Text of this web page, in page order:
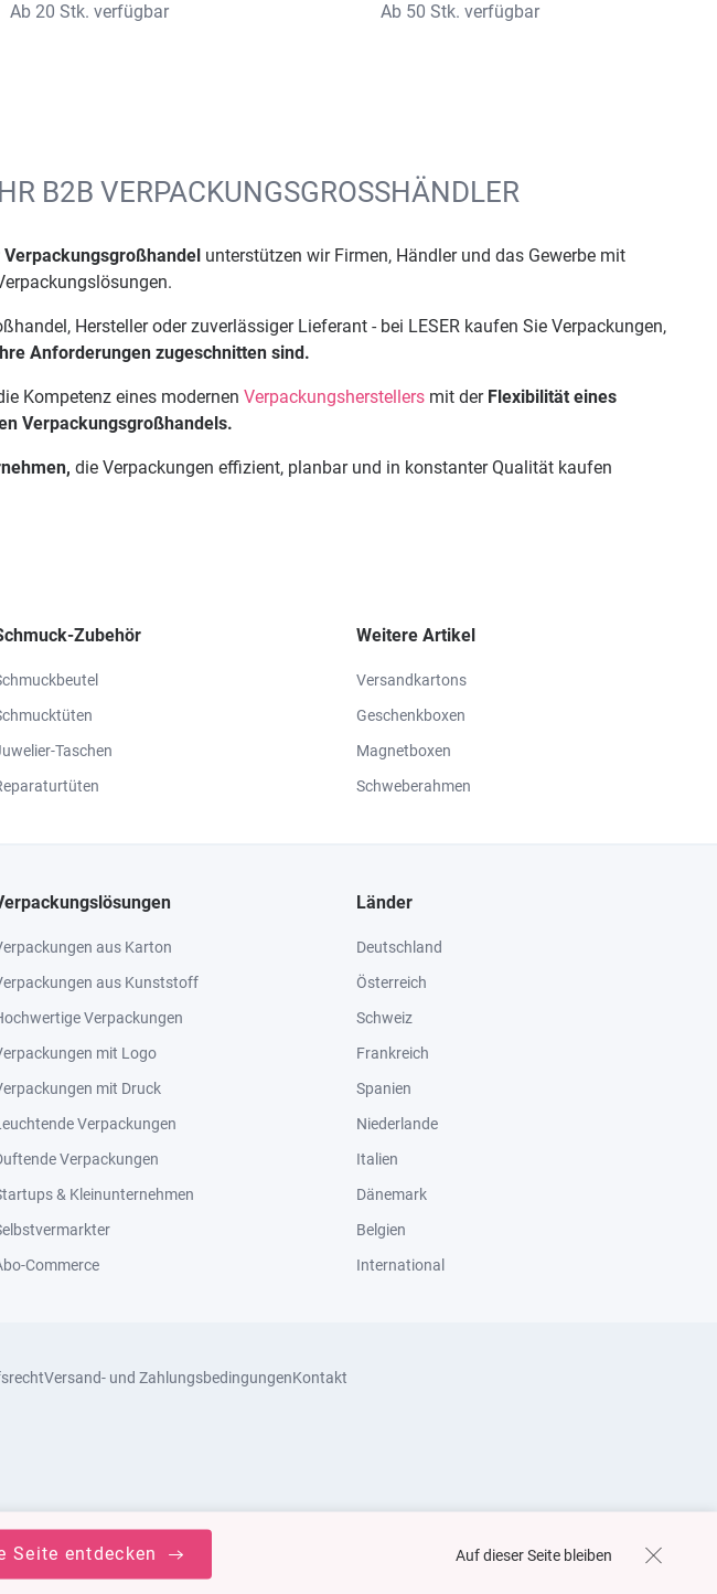
Ab 20 Stk. verfügbar Ab 50 Stk. verfügbar
B2B VERPACKUNGSGROSSHÄNDLER
unterstützen wir Firmen, Händler und das Gewerbe mit
Hersteller oder zuverlässiger Lieferant - bei LESER kaufen Sie Verpackungen,
Anforderungen zugeschnitten sind.
Kompetenz eines modernen Verpackungsherstellers mit der Flexibilität eines
Verpackungsgroßhandels.
die Verpackungen effizient, planbar und in konstanter Qualität kaufen
Zubehör
Taschen
Weitere Artikel
Versandkartons
Geschenkboxen
Magnetboxen
Schweberahmen
aus Karton
aus Kunststoff
Verpackungen
mit Logo
mit Druck
Verpackungen
Verpackungen
& Kleinunternehmen
Commerce
Länder
Deutschland
Österreich
Schweiz
Frankreich
Spanien
Niederlande
Italien
Dänemark
Belgien
International
Versand- und ZahlungsbedingungenKontakt
Seite entdecken Auf dieser Seite bleiben